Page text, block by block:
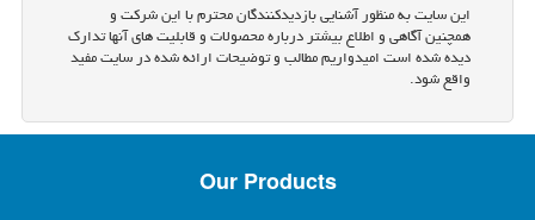
این سایت به منظور آشنایی بازدیدکنندگان محترم با این شرکت و
همچنین آگاهی و اطلاع بیشتر درباره محصولات و قابلیت های آنها تدارک
دیده شده است امیدواریم مطالب و توضیحات ارائه شده در سایت مفید
واقع شود.
Our Products